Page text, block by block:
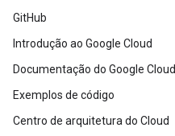
GitHub
Introdução ao Google Cloud
Documentação do Google Cloud
Exemplos de código
Centro de arquitetura do Cloud